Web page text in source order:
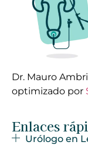
Dr. Mauro
optimizado por
Enlaces
Urólogo en